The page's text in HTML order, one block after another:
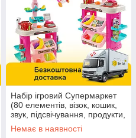
Набір ігровий Супермаркет
(80 елементів, візок, кошик,
звук, підсвічування, продукти,
сканер, ваги) 922-195
Немає в наявності